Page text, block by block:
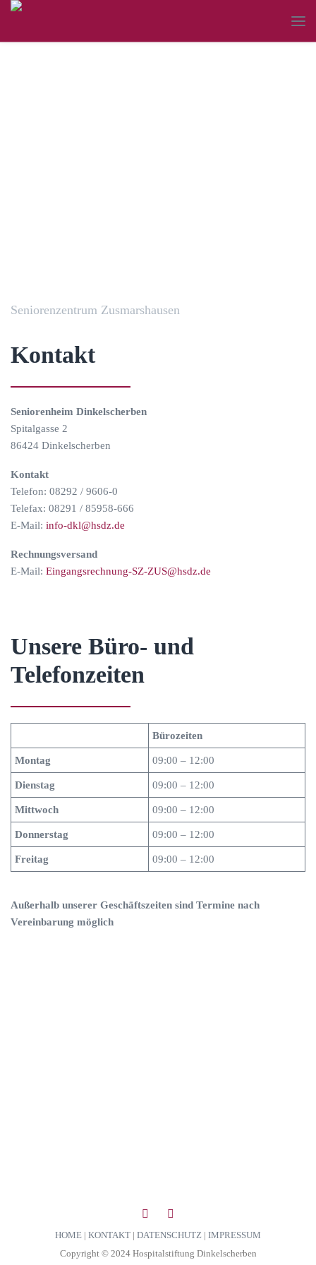
Seniorenzentrum Zusmarshausen
Kontakt
Seniorenheim Dinkelscherben
Spitalgasse 2
86424 Dinkelscherben
Kontakt
Telefon: 08292 / 9606-0
Telefax: 08291 / 85958-666
E-Mail: info-dkl@hsdz.de
Rechnungsversand
E-Mail: Eingangsrechnung-SZ-ZUS@hsdz.de
Unsere Büro- und
Telefonzeiten
Bürozeiten
Montag 09:00 – 12:00
Dienstag 09:00 – 12:00
Mittwoch 09:00 – 12:00
Donnerstag 09:00 – 12:00
Freitag 09:00 – 12:00
Außerhalb unserer Geschäftszeiten sind Termine nach
Vereinbarung möglich
HOME | KONTAKT | DATENSCHUTZ | IMPRESSUM
Copyright © 2024 Hospitalstiftung Dinkelscherben